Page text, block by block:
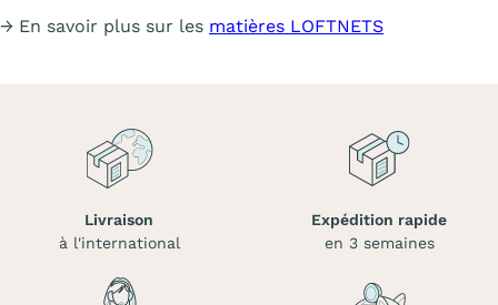
→ En savoir plus sur les matières LOFTNETS
Livraison
à l'international
Expédition rapide
en 3 semaines